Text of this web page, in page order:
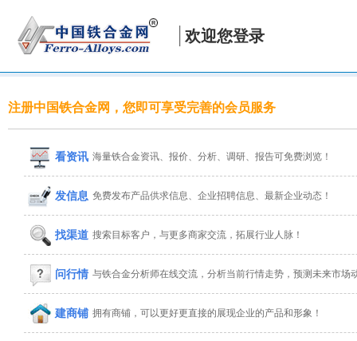
欢迎您登录
注册中国铁合金网，您即可享受完善的会员服务
看资讯 海量铁合金资讯、报价、分析、调研、报告可免费浏览！
发信息 免费发布产品供求信息、企业招聘信息、最新企业动态！
找渠道 搜索目标客户，与更多商家交流，拓展行业人脉！
问行情 与铁合金分析师在线交流，分析当前行情走势，预测未来市场
建商铺 拥有商铺，可以更好更直接的展现企业的产品和形象！